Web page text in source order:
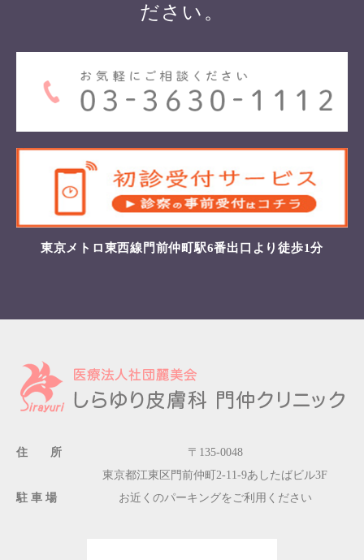
ださい。
東京メトロ東西線門前仲町駅6番出口より徒歩1分
住 所
〒135-0048
東京都江東区門前仲町2-11-9あしたばビル3F
駐 車 場
お近くのパーキングをご利用ください